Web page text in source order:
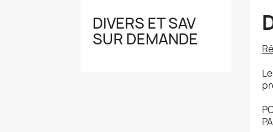
DIVERS ET SAV
SUR DEMANDE